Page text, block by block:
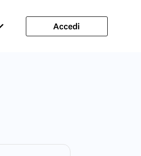
Accedi